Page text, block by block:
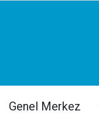
Genel Merkez